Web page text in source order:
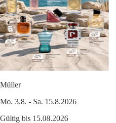
Müller
Mo. 3.8. - Sa. 15.8.2026
Gültig bis 15.08.2026